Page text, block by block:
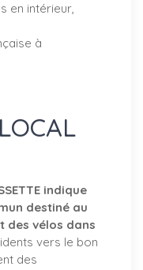
en intérieur,
à
indique
destiné au
des vélos dans
vers le bon
des